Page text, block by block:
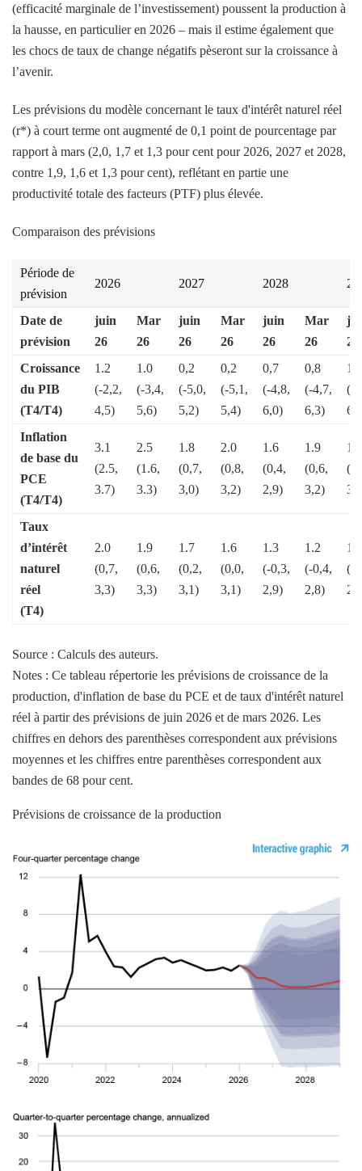
(efficacité marginale de l’investissement) poussent la production à
la hausse, en particulier en 2026 – mais il estime également que
les chocs de taux de change négatifs pèseront sur la croissance à
l’avenir.
Les prévisions du modèle concernant le taux d'intérêt naturel réel
(r*) à court terme ont augmenté de 0,1 point de pourcentage par
rapport à mars (2,0, 1,7 et 1,3 pour cent pour 2026, 2027 et 2028,
contre 1,9, 1,6 et 1,3 pour cent), reflétant en partie une
productivité totale des facteurs (PTF) plus élevée.
Comparaison des prévisions
Période de
prévision
2026 2027 2028
Date de
prévision
juin
26
Mar
26
juin
26
Mar
26
juin
26
Mar
26
26
Croissance
du PIB
(T4/T4)
1.2
(-2,2,
4,5)
1.0
(-3,4,
5,6)
0,2
(-5,0,
5,2)
0,2
(-5,1,
5,4)
0,7
(-4,8,
6,0)
0,8
(-4,7,
6,3)
1,5
(-
Inflation
de base du
PCE
(T4/T4)
3.1
(2.5,
3.7)
2.5
(1.6,
3.3)
1.8
(0,7,
3,0)
2.0
(0,8,
3,2)
1.6
(0,4,
2,9)
1.9
(0,6,
3,2)
1.7
Taux
d’intérêt
naturel
réel
(T4)
2.0
(0,7,
3,3)
1.9
(0,6,
3,3)
1.7
(0,2,
3,1)
1.6
(0,0,
3,1)
1.3
(-0,3,
2,9)
1.2
(-0,4,
2,8)
1.1
(-
Source : Calculs des auteurs.
Notes : Ce tableau répertorie les prévisions de croissance de la
production, d'inflation de base du PCE et de taux d'intérêt naturel
réel à partir des prévisions de juin 2026 et de mars 2026. Les
chiffres en dehors des parenthèses correspondent aux prévisions
moyennes et les chiffres entre parenthèses correspondent aux
bandes de 68 pour cent.
Prévisions de croissance de la production